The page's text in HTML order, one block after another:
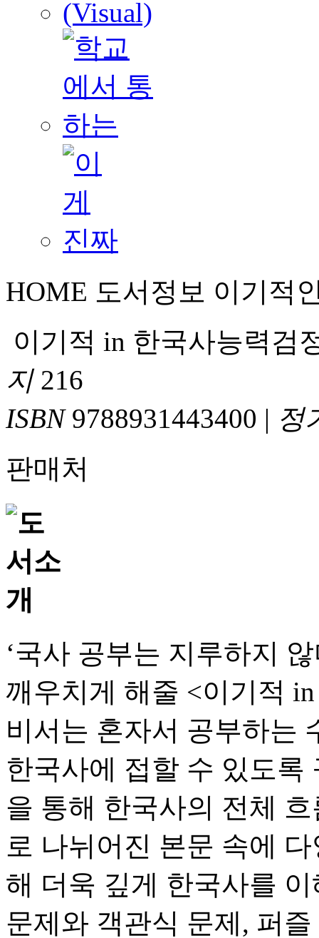
HOME 도서정보 이기적
이기적 in 한국사능력검
지216
ISBN9788931443400 | 정
판매처
‘국사 공부는 지루하지
깨우치게 해줄 <이기적
비서는 혼자서 공부하는
한국사에 접할 수 있도록
을 통해 한국사의 전체
로 나뉘어진 본문 속에
해 더욱 깊게 한국사를
문제와 객관식 문제, 퍼